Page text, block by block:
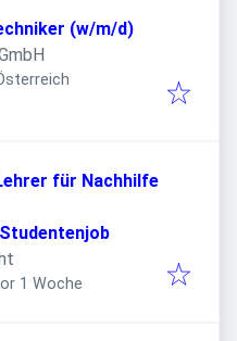
(w/m/d)
für Nachhilfe
1 Woche